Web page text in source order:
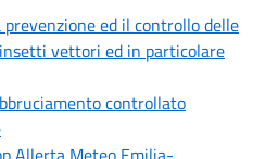
ed il controllo delle
vettori ed in particolare
controllato